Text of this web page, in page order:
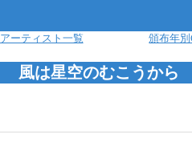
アーティスト一覧 頒布年別
風は星空のむこうから